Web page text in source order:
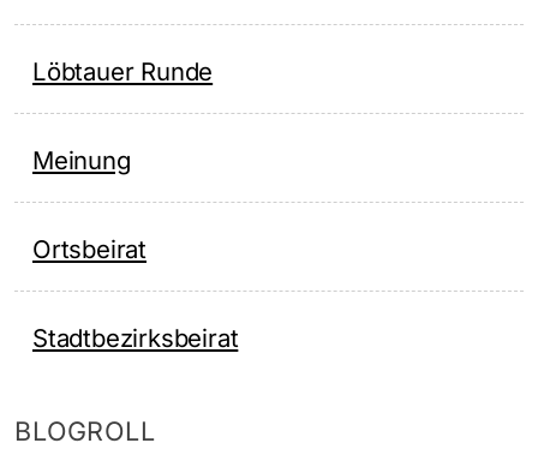
Löbtauer Runde
Meinung
Ortsbeirat
Stadtbezirksbeirat
BLOGROLL